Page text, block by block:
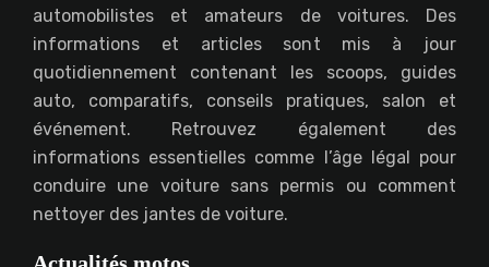
automobilistes et amateurs de voitures. Des
informations et articles sont mis à jour
quotidiennement contenant les scoops, guides
auto, comparatifs, conseils pratiques, salon et
événement. Retrouvez également des
informations essentielles comme l’âge légal pour
conduire une voiture sans permis ou comment
nettoyer des jantes de voiture.